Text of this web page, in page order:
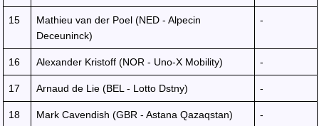
15
Mathieu van der Poel (NED - Alpecin
Deceuninck)
-
16 Alexander Kristoff (NOR - Uno-X Mobility) -
17 Arnaud de Lie (BEL - Lotto Dstny) -
18 Mark Cavendish (GBR - Astana Qazaqstan) -